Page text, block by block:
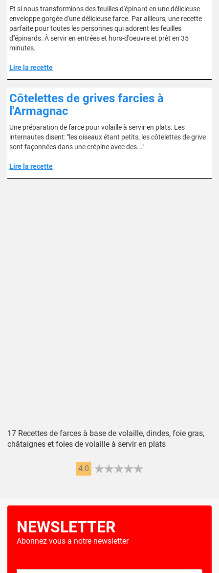
Et si nous transformions des feuilles d'épinard en une délicieuse
enveloppe gorgée d'une délicieuse farce. Par ailleurs, une recette
parfaite pour toutes les personnes qui adorent les feuilles
d''épinards. À servir en entrées et hors-d'oeuvre et prêt en 35
minutes.
Lire la recette
Côtelettes de grives farcies à
l'Armagnac
Une préparation de farce pour volaille à servir en plats. Les
internautes disent: "les oiseaux étant petits, les côtelettes de grive
sont façonnées dans une crépine avec des..."
Lire la recette
17 Recettes de farces à base de volaille, dindes, foie gras,
châtaignes et foies de volaille à servir en plats
4.0
NEWSLETTER
Abonnez vous a notre newsletter